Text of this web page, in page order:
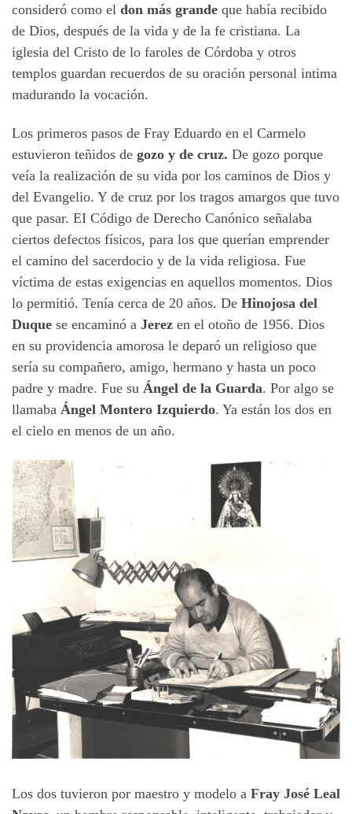
consideró como el don más grande que había recibido
de Dios, después de la vida y de la fe cristiana. La
iglesia del Cristo de lo faroles de Córdoba y otros
templos guardan recuerdos de su oración personal intima
madurando la vocación.
Los primeros pasos de Fray Eduardo en el Carmelo
estuvieron teñidos de gozo y de cruz. De gozo porque
veía la realización de su vida por los caminos de Dios y
del Evangelio. Y de cruz por los tragos amargos que tuvo
que pasar. EI Código de Derecho Canónico señalaba
ciertos defectos físicos, para los que querían emprender
el camino del sacerdocio y de la vida religiosa. Fue
víctima de estas exigencias en aquellos momentos. Dios
lo permitió. Tenía cerca de 20 años. De Hinojosa del
Duque se encaminó a Jerez en el otoño de 1956. Dios
en su providencia amorosa le deparó un religioso que
sería su compañero, amigo, hermano y hasta un poco
padre y madre. Fue su Ángel de la Guarda. Por algo se
llamaba Ángel Montero Izquierdo. Ya están los dos en
el cielo en menos de un año.
Los dos tuvieron por maestro y modelo a Fray José Leal